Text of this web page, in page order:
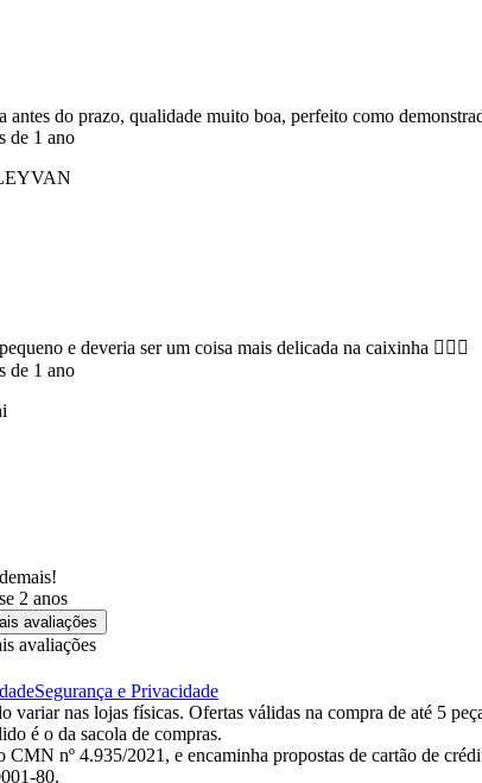
antes do prazo, qualidade muito boa, perfeito como
de 1 ano
e deveria ser um coisa mais delicada na caixinha 🤦🏽‍♀️
de 1 ano
2 anos
avaliações
avaliações
Segurança e Privacidade
nas lojas físicas. Ofertas válidas na compra de até 5
é o da sacola de compras.
nº 4.935/2021, e encaminha propostas de cartão de
80.